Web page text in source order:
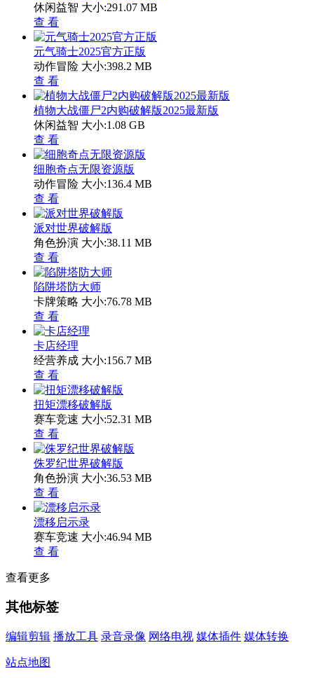
休闲益智 大小:291.07 MB
查 看
元气骑士2025官方正版
动作冒险 大小:398.2 MB
查 看
植物大战僵尸2内购破解版2025最新版
休闲益智 大小:1.08 GB
查 看
细胞奇点无限资源版
动作冒险 大小:136.4 MB
查 看
派对世界破解版
角色扮演 大小:38.11 MB
查 看
陷阱塔防大师
卡牌策略 大小:76.78 MB
查 看
卡店经理
经营养成 大小:156.7 MB
查 看
扭矩漂移破解版
赛车竞速 大小:52.31 MB
查 看
侏罗纪世界破解版
角色扮演 大小:36.53 MB
查 看
漂移启示录
赛车竞速 大小:46.94 MB
查 看
查看更多
其他标签
编辑剪辑 播放工具 录音录像 网络电视 媒体插件 媒体转换
站点地图